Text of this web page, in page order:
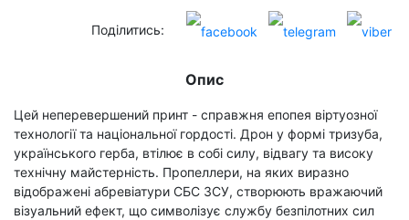
Поділитись:
Опис
Цей неперевершений принт - справжня епопея віртуозної
технології та національної гордості. Дрон у формі тризуба,
українського герба, втілює в собі силу, відвагу та високу
технічну майстерність. Пропеллери, на яких виразно
відображені абревіатури СБС ЗСУ, створюють вражаючий
візуальний ефект, що символізує службу безпілотних сил